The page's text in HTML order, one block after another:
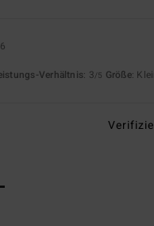
Verhältnis: 3/5 Größe: